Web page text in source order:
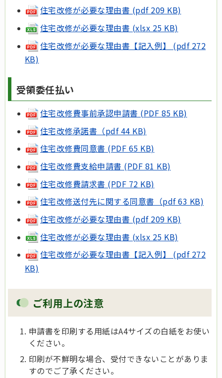
住宅改修が必要な理由書 (pdf 209 KB)
住宅改修が必要な理由書 (xlsx 25 KB)
住宅改修が必要な理由書【記入例】 (pdf 272
KB)
受領委任払い
住宅改修費事前承認申請書 (PDF 85 KB)
住宅改修承諾書（pdf 44 KB)
住宅改修費同意書 (PDF 65 KB)
住宅改修費支給申請書 (PDF 81 KB)
住宅改修費請求書 (PDF 72 KB)
住宅改修送付先に関する同意書（pdf 63 KB)
住宅改修が必要な理由書 (pdf 209 KB)
住宅改修が必要な理由書 (xlsx 25 KB)
住宅改修が必要な理由書【記入例】 (pdf 272
KB)
ご利用上の注意
申請書を印刷する用紙はA4サイズの白紙をお使い
ください。
印刷が不鮮明な場合、受付できないことがありま
すのでご了承ください。